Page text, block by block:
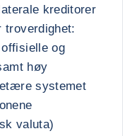
kreditorer
troverdighet:
og
høy
systemet
valuta)